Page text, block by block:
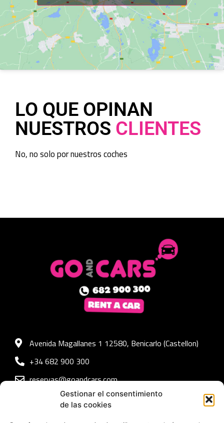
Gestionar el consentimiento
de las cookies
LO QUE OPINAN
NUESTROS CLIENTES
No, no solo por nuestros coches
Avenida Magallanes 1 12580, Benicarlo (Castellon)
+34 682 900 300
reservas@goandcars.com
Nuestra flota